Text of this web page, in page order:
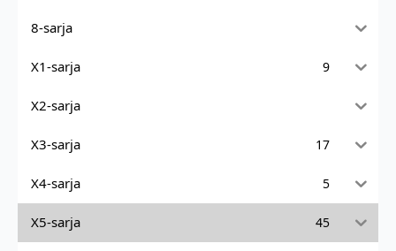
8-sarja
X1-sarja 9
X2-sarja
X3-sarja 17
X4-sarja 5
X5-sarja 45